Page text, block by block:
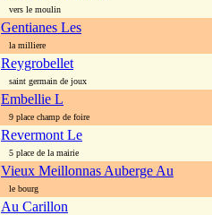
vers le moulin
Gentianes Les
la milliere
Reygrobellet
saint germain de joux
Embellie L
9 place champ de foire
Revermont Le
5 place de la mairie
Vieux Meillonnas Auberge Au
le bourg
Au Carillon